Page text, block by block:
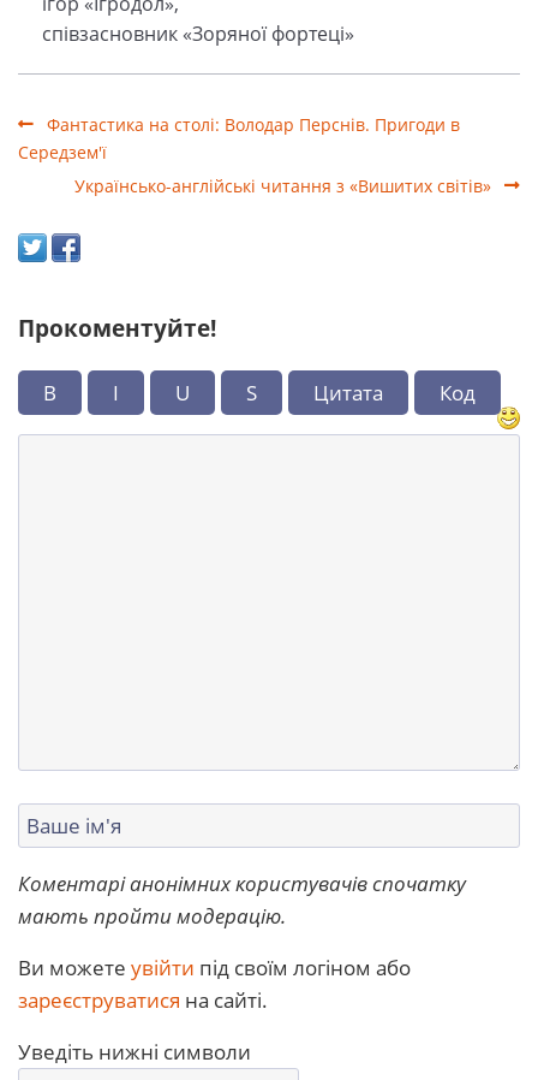
співзасновник «Зоряної фортеці»
Фантастика на столі: Володар Перснів. Пригоди в
Середзем'ї
Українсько-англійські читання з «Вишитих світів»
Прокоментуйте!
B I U S Цитата Код
Коментарі анонімних користувачів спочатку
мають пройти модерацію.
Ви можете увійти під своїм логіном або
зареєструватися на сайті.
Уведіть нижні символи